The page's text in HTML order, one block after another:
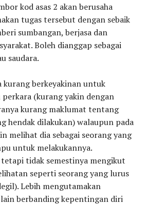
kod asas 2 akan berusaha
tugas tersebut dengan sebaik
sumbangan, berjasa dan
Boleh dianggap sebagai
saudara.
kurang berkeyakinan untuk
perkara (kurang yakin dengan
kurang maklumat tentang
hendak dilakukan) walaupun pada
melihat dia sebagai seorang yang
untuk melakukannya.
tidak semestinya mengikut
seperti seorang yang lurus
Lebih mengutamakan
berbanding kepentingan diri